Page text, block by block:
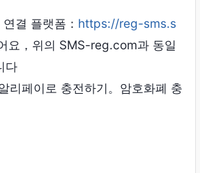
결 플랫폼： https://reg-sms.s
요，위의 SMS-reg.com과 동일
다
리페이로 ​​충전하기。암호화폐 충